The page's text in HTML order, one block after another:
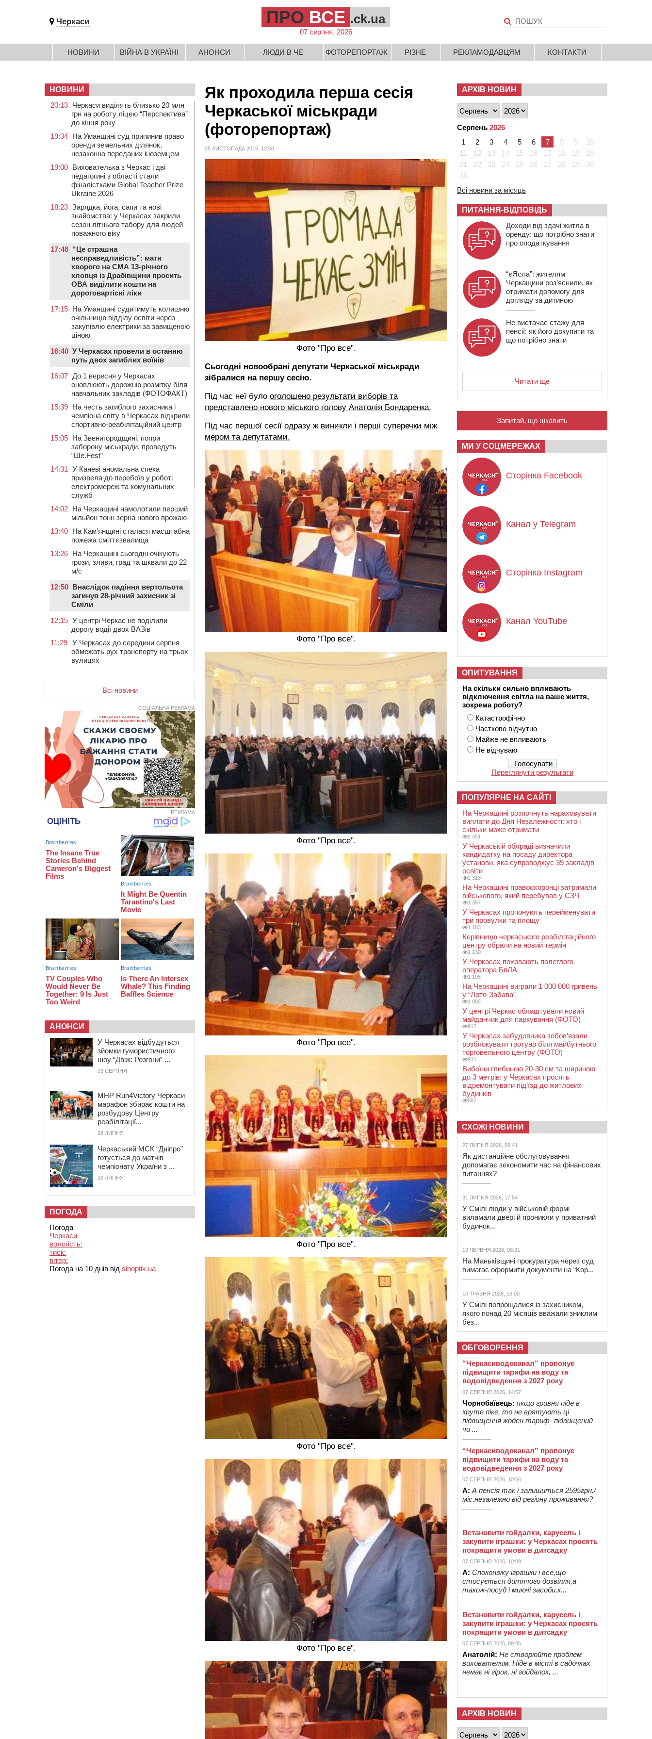
Черкаси ПРО ВСЕ .ck.ua
07 серпня, 2026
НОВИНИ ВІЙНА В УКРАЇНІ АНОНСИ ЛЮДИ В ЧЕ ФОТОРЕПОРТАЖ РІЗНЕ РЕКЛАМОДАВЦЯМ КОНТАКТИ
Як проходила перша сесія
Черкаської міськради
(фоторепортаж)
25 ЛИСТОПАДА 2015, 12:00
Фото "Про все".
Сьогодні новообрані депутати Черкаської міськради
зібралися на першу сесію.
Під час неї було оголошено результати виборів та
представлено нового міського голову Анатолія Бондаренка.
Під час першої сесії одразу ж виникли і перші суперечки між
мером та депутатами.
Фото "Про все".
Фото "Про все".
Фото "Про все".
Фото "Про все".
Фото "Про все".
Фото "Про все".
НОВИНИ
20:13 Черкаси виділять близько 20 млн
грн на роботу ліцею “Перспектива”
до кінця року
19:34 На Уманщині суд припинив право
оренди земельних ділянок,
незаконно переданих іноземцем
19:00 Вихователька з Черкас і дві
педагогині з області стали
фіналістками Global Teacher Prize
Ukraine 2026
18:23 Зарядка, йога, сапи та нові
знайомства: у Черкасах закрили
сезон літнього табору для людей
поважного віку
17:48 “Це страшна
несправедливість”: мати
хворого на СМА 13-річного
хлопця із Драбівщини просить
ОВА виділити кошти на
дороговартісні ліки
17:15 На Уманщині судитимуть колишню
очільницю відділу освіти через
закупівлю електрики за завищеною
ціною
16:40 У Черкасах провели в останню
путь двох загиблих воїнів
16:07 До 1 вересня у Черкасах
оновлюють дорожню розмітку біля
навчальних закладів (ФОТОФАКТ)
15:39 На честь загиблого захисника і
чемпіона світу в Черкасах відкрили
спортивно-реабілітаційний центр
15:05 На Звенигородщині, попри
заборону міськради, проведуть
“Ше.Fest”
14:31 У Каневі аномальна спека
призвела до перебоїв у роботі
електромереж та комунальних
служб
14:02 На Черкащині намолотили перший
мільйон тонн зерна нового врожаю
13:40 На Кам’янщині сталася масштабна
пожежа сміттєзвалища
13:26 На Черкащині сьогодні очікують
грози, зливи, град та шквали до 22
м/с
12:50 Внаслідок падіння вертольота
загинув 28-річний захисник зі
Сміли
12:15 У центрі Черкас не поділили
дорогу водії двох ВАЗів
11:29 У Черкасах до середини серпня
обмежать рух транспорту на трьох
вулицях
збільшилась уп’ятеро з початку
повномасштабної війни
У Черкасах водій Audi Q5
спричинив аварію, не пропустивши
інший кросовер
09:42 “Черкасиводоканал” пропонує
підвищити тарифи на воду та
водовідведення з 2027 року
09:08
Встановити гойдалки, карусель і
закупити іграшки: у Черкасах
просять покращити умови в
дитсадку
громаду повертається полеглий
Понад 968 мільйонів гривень
земельного податку сплатили на
Черкащині
06 СЕРПНЯ 2026, ЧЕТВЕР
Вісім медалей, з яких чотири
золоті: черкаські спортсмени
тріумфували на чемпіонаті України
20:31 На Черкащині спека
протримається ще день
Всі новини
СОЦІАЛЬНА РЕКЛАМА
РЕКЛАМА
АНОНСИ
У Черкасах відбудуться
зйомки гумористичного
шоу “Двіж: Розгони” ...
03 СЕРПНЯ
MHP Run4Victory Черкаси
марафон збирає кошти на
розбудову Центру
реабілітації...
28 ЛИПНЯ
Черкаський МСК “Дніпро”
готується до матчів
чемпіонату України з ...
28 ЛИПНЯ
ПОГОДА
Погода
Черкаси
вологість:
тиск:
вітер:
Погода на 10 днів від sinoptik.ua
АРХІВ НОВИН
Серпень 2026
1
2 3 4 5 6 7 8 9
10
11
12 13 14 15 16 17 18 19
20
21
22 23 24 25 26 27 28 29
30
31
Всі новини за місяць
ПИТАННЯ-ВІДПОВІДЬ
Доходи від здачі житла в
оренду: що потрібно знати
про оподаткування
“єЯсла”: жителям
Черкащини роз’яснили, як
отримати допомогу для
догляду за дитиною
Не вистачає стажу для
пенсії: як його докупити та
що потрібно знати
Читати ще
Запитай, що цікавить
МИ У СОЦМЕРЕЖАХ
Сторінка Facebook
Канал у Telegram
Сторінка Instagram
Канал YouTube
ОПИТУВАННЯ
На скільки сильно впливають
відключення світла на ваше життя,
зокрема роботу?
Катастрофічно
Частково відчутно
Майже не впливають
Не відчуваю
Переглянути результати
ПОПУЛЯРНЕ НА САЙТІ
На Черкащині розпочнуть нараховувати
виплати до Дня Незалежності: хто і
скільки може отримати
2 451
У Черкаській облраді визначили
кандидатку на посаду директора
установи, яка супроводжує 39 закладів
освіти
2 313
На Черкащині правоохоронці затримали
військового, який перебував у СЗЧ
1 357
У Черкасах пропонують перейменувати
три провулки та площу
1 183
Керівницю черкаського реабілітаційного
центру обрали на новий термін
1 130
У Черкасах поховають полеглого
оператора БпЛА
1 105
На Черкащині виграли 1 000 000 гривень
у “Лото-Забава”
1 082
У центрі Черкас облаштували новий
майданчик для паркування (ФОТО)
912
У Черкасах забудовника зобов’язали
розблокувати тротуар біля майбутнього
торговельного центру (ФОТО)
911
Вибоїни глибиною 20-30 см та шириною
до 3 метрів: у Черкасах просять
відремонтувати під’їзд до житлових
будинків
887
СХОЖІ НОВИНИ
27 ЛИПНЯ 2026, 09:41
Як дистанційне обслуговування
допомагає зекономити час на фінансових
питаннях?
31 ЛИПНЯ 2026, 17:54
У Смілі люди у військовій формі
виламали двері й проникли у приватний
будинок...
19 ЧЕРВНЯ 2026, 08:31
На Маньківщині прокуратура через суд
вимагає оформити документи на “Кор...
10 ТРАВНЯ 2026, 16:00
У Смілі попрощалися із захисником,
якого понад 20 місяців вважали зниклим
без...
ОБГОВОРЕННЯ
“Черкасиводоканал” пропонує
підвищити тарифи на воду та
водовідведення з 2027 року
07 СЕРПНЯ 2026, 14:57
Чорнобаївець: якщо гривня піде в
круте піке, то не врятують ці
підвищення жоден тариф- підвищений
чи ...
“Черкасиводоканал” пропонує
підвищити тарифи на воду та
водовідведення з 2027 року
07 СЕРПНЯ 2026, 10:56
А: А пенсія так і залишиться 2595грн./
міс.незалежно від регіону проживання?
Встановити гойдалки, карусель і
закупити іграшки: у Черкасах просять
покращити умови в дитсадку
07 СЕРПНЯ 2026, 10:09
А: Споконвіку іграшки і все,що
стосується дитячого дозвілля,а
також-посуд і миючі засоби,к...
Встановити гойдалки, карусель і
закупити іграшки: у Черкасах просять
покращити умови в дитсадку
07 СЕРПНЯ 2026, 09:36
Анатолій: Не створюйте проблем
вихователям. Ніде в місті в садочках
немає ні гірок, ні гойдалок, ...
АРХІВ НОВИН